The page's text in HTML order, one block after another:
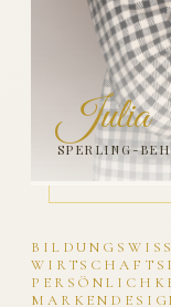
Julia
SPERLING-